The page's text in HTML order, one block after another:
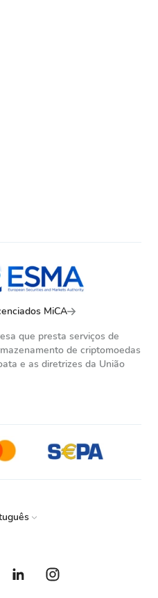
MiCA
que presta serviços de
de criptomoedas
e as diretrizes da União